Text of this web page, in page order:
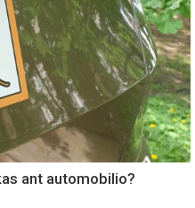
ant automobilio?